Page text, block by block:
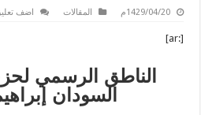
1429/04/20م المقالات اضف
[:ar]
الناطق الرسمي
السودان